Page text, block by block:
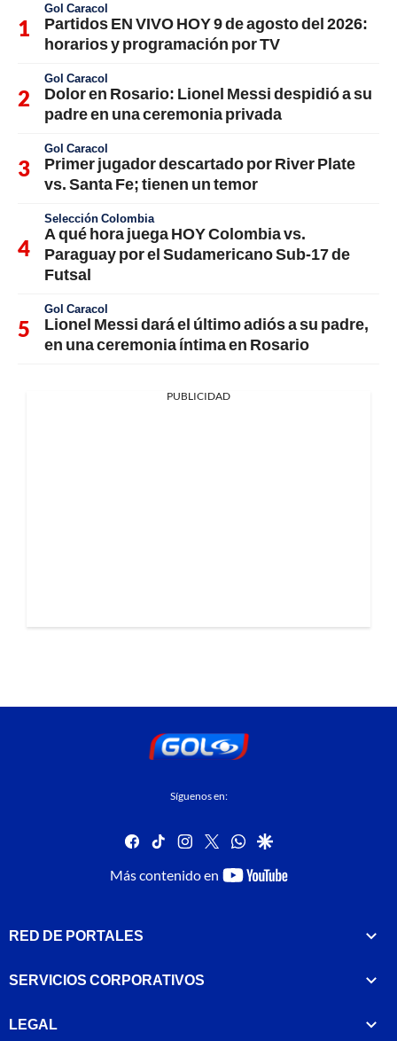
Gol Caracol
Partidos EN VIVO HOY 9 de agosto del 2026:
horarios y programación por TV
Gol Caracol
Dolor en Rosario: Lionel Messi despidió a su
padre en una ceremonia privada
Gol Caracol
Primer jugador descartado por River Plate
vs. Santa Fe; tienen un temor
Selección Colombia
A qué hora juega HOY Colombia vs.
Paraguay por el Sudamericano Sub-17 de
Futsal
Gol Caracol
Lionel Messi dará el último adiós a su padre,
en una ceremonia íntima en Rosario
PUBLICIDAD
Síguenos en:
facebook
tiktok instagram
twitterwhatsapp
google
Más contenido en
youtube-
RED DE PORTALES
SERVICIOS CORPORATIVOS
LEGAL